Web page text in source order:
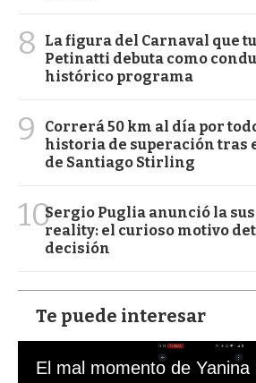
8
La figura del Carnaval que
Petinatti debuta como
histórico programa
9
Correrá 50 km al día por
historia de superación tras
de Santiago Stirling
10Sergio Puglia anunció la
reality: el curioso motivo
decisión
Te puede interesar